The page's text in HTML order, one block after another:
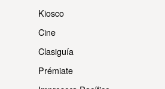
Kiosco
Cine
Clasiguía
Prémiate